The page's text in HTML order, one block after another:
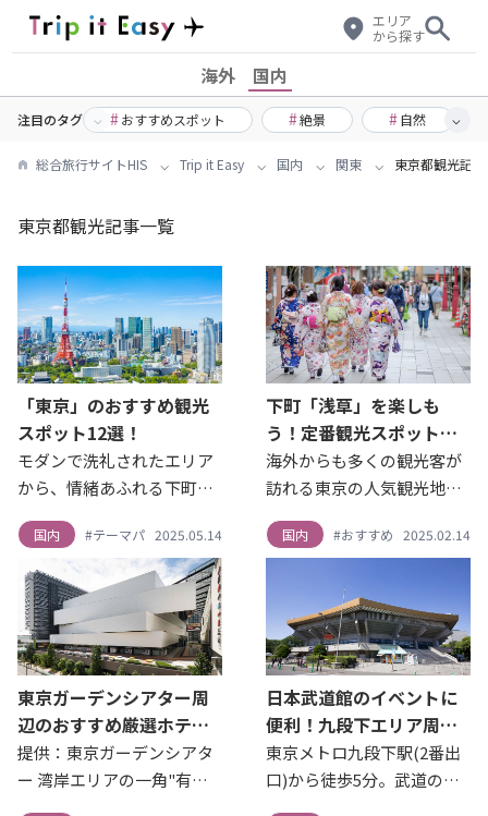
エリア
から探す
海外 国内
注目のタグ #おすすめスポット #絶景 #自然
総合旅行サイトHIS Trip it Easy 国内 関東 東京都観光記
東京都観光記事一覧
「東京」のおすすめ観光
スポット12選！
モダンで洗礼されたエリア
から、情緒あふれる下町ま
京」。 都心でありながら自
然が溢れるエリアや歴史や
文化を感じられるスポット
など東京観光に来たら欠か
せない東京周辺のおすすめ
スポットを紹介します。
国内 #テーマパーク・遊園地 #動物園・水族館 #神社・寺院・教
2025.05.14
下町「浅草」を楽しも
う！定番観光スポットか
ら女子におすすめスポッ
ト、スイーツまでご紹
介！
海外からも多くの観光客が
訪れる東京の人気観光地、
物が人気を集めており、着
街並みを背景に写真を撮れ
ばSNS映えすること間違い
なしです。 女子旅にも人気
の...
国内 #おすすめスポット #ス
2025.02.14
東京ガーデンシアター周
辺のおすすめ厳選ホテル4
選！
提供：東京ガーデンシアタ
ー 湾岸エリアの一角"有
日本武道館のイベントに
便利！九段下エリア周辺
のおすすめホテル3選！
東京メトロ九段下駅(2番出
口)から徒歩5分。武道の普